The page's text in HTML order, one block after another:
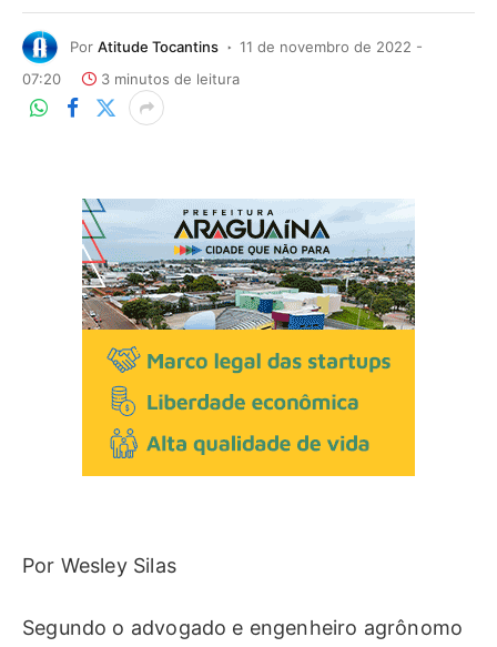
Por Atitude Tocantins
11 de novembro de 2022 -
07:20
3 minutos de leitura
Por Wesley Silas
Segundo o advogado e engenheiro agrônomo